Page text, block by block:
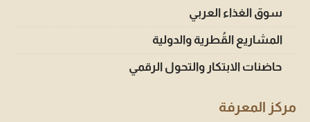
سوق الغذاء العربي
المشاريع القُطرية والدولية
حاضنات الابتكار والتحول الرقمي
مركز المعرفة